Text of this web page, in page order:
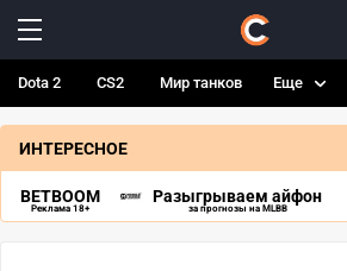
Dota 2 CS2 Мир танков Еще
ИНТЕРЕСНОЕ
BETBOOM
Реклама 18+
Разыгрываем айфон
за прогнозы на MLBB